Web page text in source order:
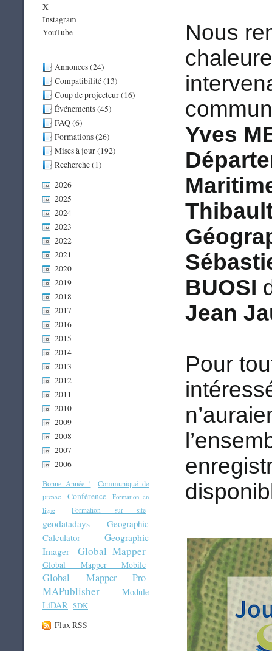
X
Instagram
YouTube
Annonces (24)
Compatibilité (13)
Coup de projecteur (16)
Événements (45)
FAQ (6)
Formations (26)
Mises à jour (192)
Recherche (1)
2026
2025
2024
2023
2022
2021
2020
2019
2018
2017
2016
2015
2014
2013
2012
2011
2010
2009
2008
2007
2006
Bonne Année !
Communiqué de
presse
Conférence
Formation en
ligne
Formation sur site
geodatadays
Geographic
Calculator
Geographic
Imager
Global Mapper
Global Mapper Mobile
Global Mapper Pro
MAPublisher
Module
LiDAR SDK
Flux RSS
Nous
Yves
BUOSI
Jean
Pour